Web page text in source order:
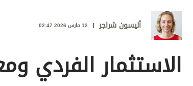
التعليم والمعرفة
الذكاء الاصطناعي
أليسون شراجر 12 مارس 2026 02:47
الاستثمار الفردي